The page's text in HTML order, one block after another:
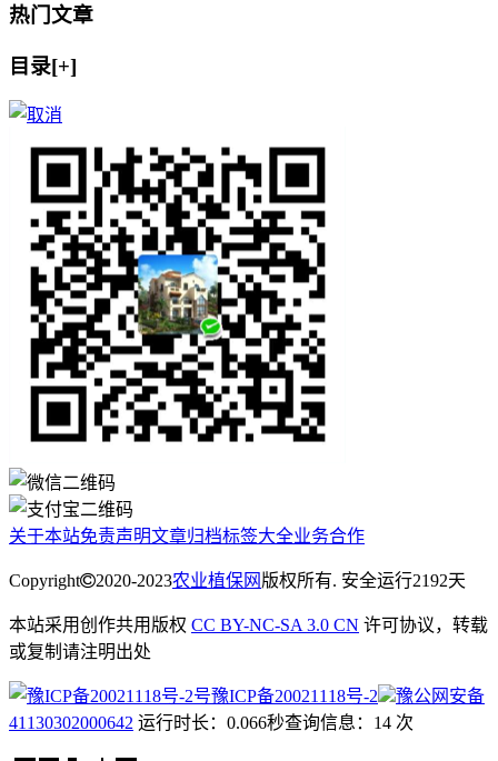
热门文章
目录[+]
关于本站免责声明文章归档标签大全业务合作
Copyright 2020-2023农业植保网 版权所有. 安全运行2192天
本站采用创作共用版权 CC BY-NC-SA 3.0 CN 许可协议，转载
或复制请注明出处
豫ICP备20021118号-2
豫公网安备
41130302000642 运行时长：0.066秒查询信息：14 次